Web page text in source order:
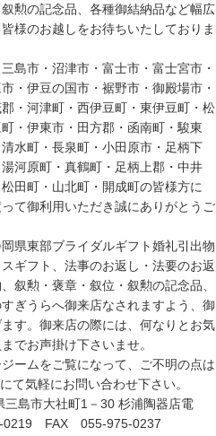
勲の記念品、各種御結納品など幅広
様のお越しをお待ちいたしておりま
島市・沼津市・富士市・富士宮市・
・伊豆の国市・裾野市・御殿場市・
・河津町・西伊豆町・東伊豆町・松
・伊東市・田方郡・函南町・駿東
水町・長泉町・小田原市・足柄下
河原町・真鶴町・足柄上郡・中井
田町・山北町・開成町の皆様方に
て御利用いただき誠にありがとうご
県東部ブライダルギフト婚礼引出物
ギフト、法事のお返し・法要のお返
叙勲・褒章・叙位・叙勲の記念品、
ぎうらへ御来店なされますよう、御
す。御来店の際には、何なりとお気
でお声掛け下さいませ。
ームをご覧になって、ご不明の点は
て気軽にお問い合わせ下さい。
三島市大社町1－30 杉浦陶器店電
FAX 055-975-0237